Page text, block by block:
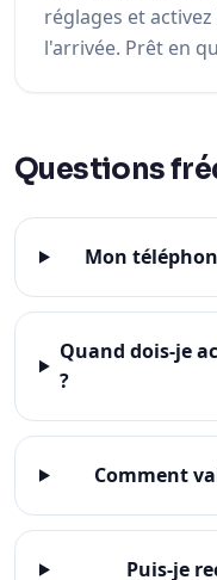
réglages et
l'arrivée. Prêt en
Questions
Mon
Quand dois-je
?
Comment
Puis-je